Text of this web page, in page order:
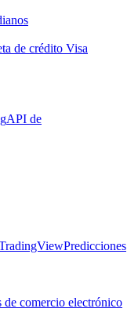
de crédito Visa
API de
Predicciones
de comercio electrónico